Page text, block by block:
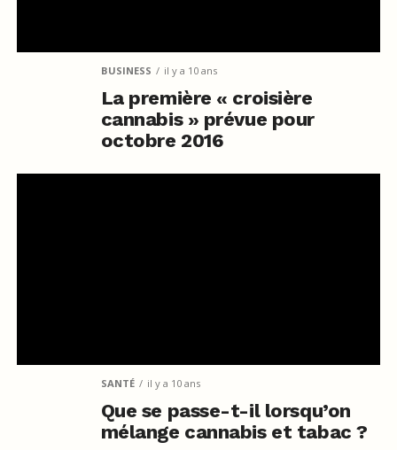
BUSINESS il y a 10 ans
La première « croisière
cannabis » prévue pour
octobre 2016
SANTÉ il y a 10 ans
Que se passe-t-il lorsqu’on
mélange cannabis et tabac ?